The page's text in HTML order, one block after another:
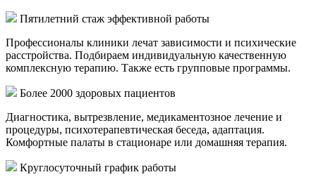
Пятилетний стаж эффективной работы
Профессионалы клиники лечат зависимости и психические
расстройства. Подбираем индивидуальную качественную
комплексную терапию. Также есть групповые программы.
Более 2000 здоровых пациентов
Диагностика, вытрезвление, медикаментозное лечение и
процедуры, психотерапевтическая беседа, адаптация.
Комфортные палаты в стационаре или домашняя терапия.
Круглосуточный график работы